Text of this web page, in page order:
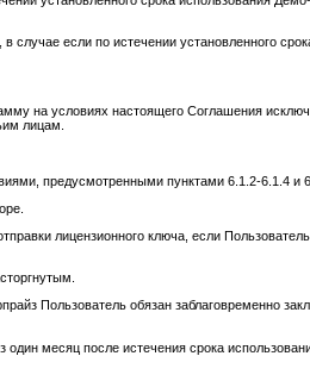
если по истечении установленного
на условиях настоящего Соглашения
лицам.
предусмотренными пунктами 6.1.2-6.1.4
лицензионного ключа, если
Пользователь обязан заблаговременно
месяц после истечения срока